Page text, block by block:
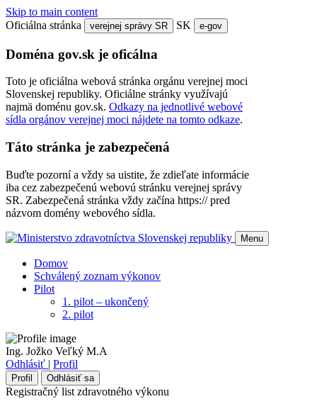
Skip to main content
Oficiálna stránka
verejnej správy SR SK e-gov
Doména gov.sk je oficálna
Toto je oficiálna webová stránka orgánu verejnej moci
Slovenskej republiky. Oficiálne stránky využívajú
najmä doménu gov.sk. Odkazy na jednotlivé webové
sídla orgánov verejnej moci nájdete na tomto odkaze.
Táto stránka je zabezpečená
Buďte pozorní a vždy sa uistite, že zdieľate informácie
iba cez zabezpečenú webovú stránku verejnej správy
SR. Zabezpečená stránka vždy začína https:// pred
názvom domény webového sídla.
Menu
Domov
Schválený zoznam výkonov
Pilot
1. pilot – ukončený
2. pilot
Ing. Jožko Veľký M.A
Odhlásiť | Profil
Profil Odhlásiť sa
Registračný list zdravotného výkonu